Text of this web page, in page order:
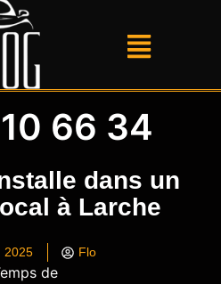
66 34
dans un
à Larche
2025 Flo
de